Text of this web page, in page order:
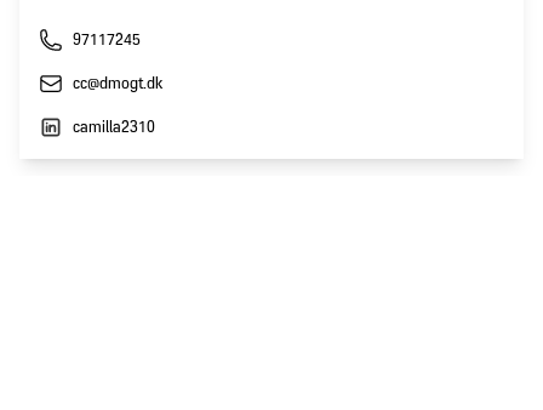
97117245
cc@dmogt.dk
camilla2310